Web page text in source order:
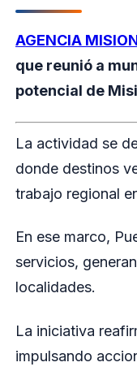
AGENCIA
que reunió a
potencial de
La actividad se
donde destinos
trabajo regional
En ese marco,
servicios,
localidades.
La iniciativa
impulsando